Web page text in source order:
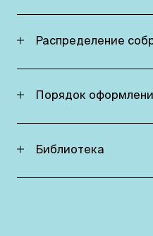
Распределение
Порядок
Библиотека